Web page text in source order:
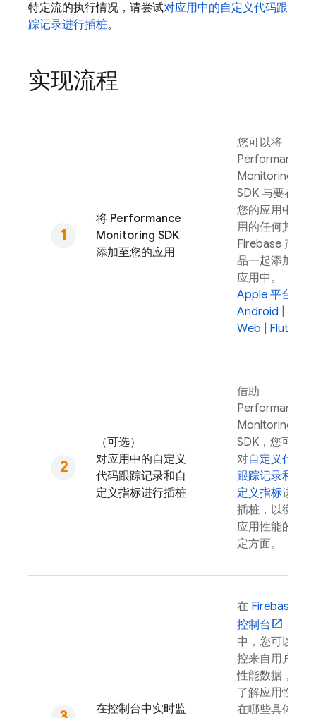
特定流的执行情况，请尝试对应用中的自定义代码跟
踪记录进行插桩。
实现流程
将 Performance
Monitoring SDK
添加至您的应用
您可以将
Performance
Monitoring
SDK 与要在
您的应用中使
用的任何其他
Firebase 产
品一起添加到
应用中。
Apple 平台
Android
Web
Flutter
（可选）
对应用中的自定义
代码跟踪记录和自
定义指标进行插桩
借助
Performance
Monitoring
SDK，您可以
对自定义代码
跟踪记录和自
定义指标进行
插桩，以衡量
应用性能的特
定方面。
在控制台中实时监
在 Firebase
控制台
中，您可以监
控来自用户的
性能数据，以
了解应用性能
在哪些具体方